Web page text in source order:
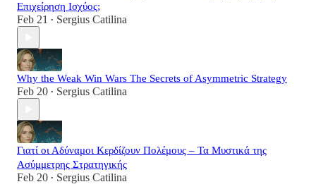
Επιχείρηση Ισχύος;
Feb 21 • Sergius Catilina
Why the Weak Win Wars The Secrets of Asymmetric Strategy
Feb 20 • Sergius Catilina
Γιατί οι Αδύναμοι Κερδίζουν Πολέμους – Τα Μυστικά της
Ασύμμετρης Στρατηγικής
Feb 20 • Sergius Catilina